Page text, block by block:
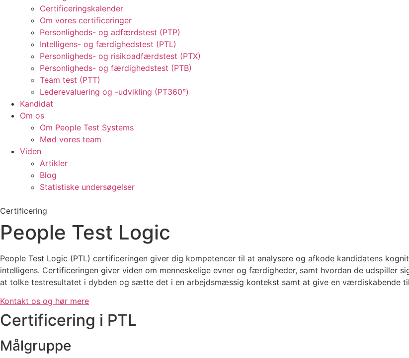
Certificeringskalender
Om vores certificeringer
Personligheds- og adfærdstest (PTP)
Intelligens- og færdighedstest (PTL)
Personligheds- og risikoadfærdstest (PTX)
Personligheds- og færdighedstest (PTB)
Team test (PTT)
Lederevaluering og -udvikling (PT360°)
Kandidat
Om os
Om People Test Systems
Mød vores team
Viden
Artikler
Blog
Statistiske undersøgelser
Certificering
People Test Logic
People Test Logic (PTL) certificeringen giver dig kompetencer til at analysere og afkode kandidatens
intelligens. Certificeringen giver viden om menneskelige evner og færdigheder, samt hvordan de udspiller
at tolke testresultatet i dybden og sætte det i en arbejdsmæssig kontekst samt at give en værdiskabende
Kontakt os og hør mere
Certificering i PTL
Målgruppe